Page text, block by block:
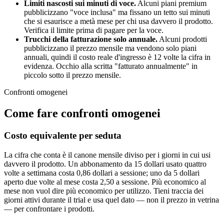
Limiti nascosti sui minuti di voce. Alcuni piani premium
pubblicizzano "voce inclusa" ma fissano un tetto sui minuti
che si esaurisce a metà mese per chi usa davvero il prodotto.
Verifica il limite prima di pagare per la voce.
Trucchi della fatturazione solo annuale. Alcuni prodotti
pubblicizzano il prezzo mensile ma vendono solo piani
annuali, quindi il costo reale d'ingresso è 12 volte la cifra in
evidenza. Occhio alla scritta "fatturato annualmente" in
piccolo sotto il prezzo mensile.
Confronti omogenei
Come fare confronti omogenei
Costo equivalente per seduta
La cifra che conta è il canone mensile diviso per i giorni in cui usi
davvero il prodotto. Un abbonamento da 15 dollari usato quattro
volte a settimana costa 0,86 dollari a sessione; uno da 5 dollari
aperto due volte al mese costa 2,50 a sessione. Più economico al
mese non vuol dire più economico per utilizzo. Tieni traccia dei
giorni attivi durante il trial e usa quel dato — non il prezzo in vetrina
— per confrontare i prodotti.